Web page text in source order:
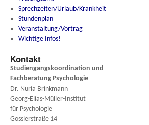
Sprechzeiten/Urlaub/Krankheit
Stundenplan
Veranstaltung/Vortrag
Wichtige Infos!
Kontakt
Studiengangskoordination und
Fachberatung Psychologie
Dr. Nuria Brinkmann
Georg-Elias-Müller-Institut
für Psychologie
Gosslerstraße 14